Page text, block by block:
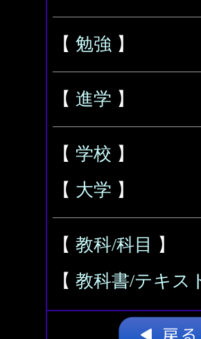
【 勉強 】
【 進学 】
【 学校 】
【 大学 】
【 教科/科目
】
【 教科書/テキス